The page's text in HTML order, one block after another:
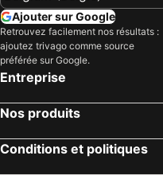
Hôtels Lac de Garde
Hôtels Bretagne
Hôtels Sicile
Hôtels Grande Canarie
Ajouter sur Google
Retrouvez facilement nos résultats :
ajoutez trivago comme source
préférée sur Google.
Entreprise
Nos produits
Conditions et politiques